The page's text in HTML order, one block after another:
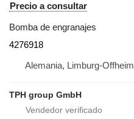
Precio a consultar
Bomba de engranajes
4276918
Alemania, Limburg-Offheim
TPH group GmbH